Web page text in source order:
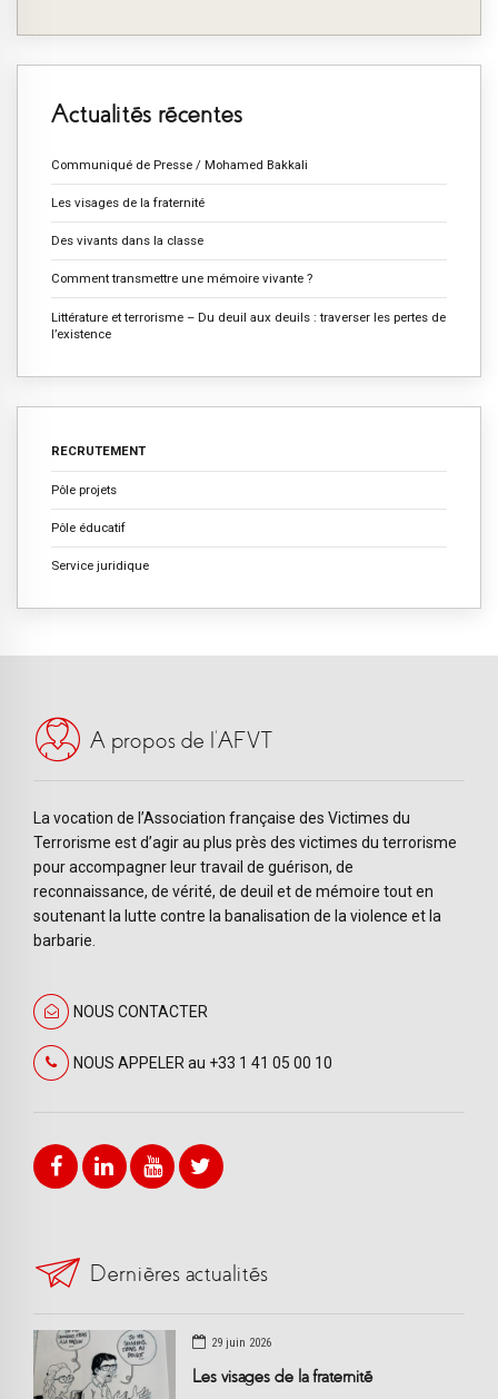
Actualités récentes
Communiqué de Presse / Mohamed Bakkali
Les visages de la fraternité
Des vivants dans la classe
Comment transmettre une mémoire vivante ?
Littérature et terrorisme – Du deuil aux deuils : traverser les pertes de
l’existence
RECRUTEMENT
Pôle projets
Pôle éducatif
Service juridique
A propos de l’AFVT
La vocation de l’Association française des Victimes du
Terrorisme est d’agir au plus près des victimes du terrorisme
pour accompagner leur travail de guérison, de
reconnaissance, de vérité, de deuil et de mémoire tout en
soutenant la lutte contre la banalisation de la violence et la
barbarie.
NOUS CONTACTER
NOUS APPELER au +33 1 41 05 00 10
Dernières actualités
29 juin 2026
Les visages de la fraternité